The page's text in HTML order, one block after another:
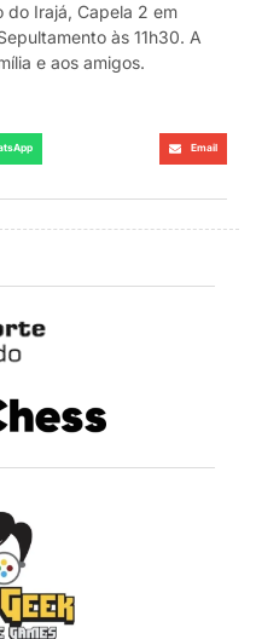
do Irajá, Capela 2 em
às 11h30. A
e aos amigos.
Email